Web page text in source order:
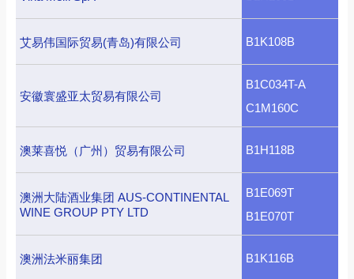
艾易伟国际贸易(青岛)有限公司 B1K108B
安徽寰盛亚太贸易有限公司
B1C034T-A
C1M160C
澳莱喜悦（广州）贸易有限公司 B1H118B
澳洲大陆酒业集团 AUS-CONTINENTAL
WINE GROUP PTY LTD
B1E069T
B1E070T
澳洲法米丽集团 B1K116B